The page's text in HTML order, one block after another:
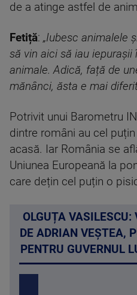
de a atinge astfel de
Fetiță: „Iubesc animalele
să vin aici să iau
animale. Adică, față de
mănânci, ăsta e mai
Potrivit unui Barometru
dintre români au cel
acasă. Iar România se
Uniunea Europeană la
care dețin cel puțin o
OLGUȚA
DE ADRIAN VEȘTEA,
PENTRU GUVERNUL